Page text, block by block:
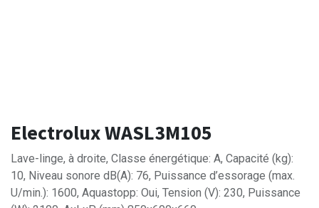
Electrolux WASL3M105
Lave-linge, à droite, Classe énergétique: A, Capacité (kg):
10, Niveau sonore dB(A): 76, Puissance d’essorage (max.
U/min.): 1600, Aquastopp: Oui, Tension (V): 230, Puissance